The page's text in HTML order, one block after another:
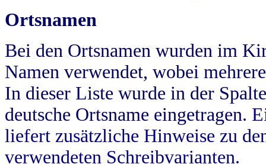
Ortsnamen
Bei den Ortsnamen wurden im
Namen verwendet, wobei
In dieser Liste wurde in der
deutsche Ortsname eingetragen.
liefert zusätzliche Hinweise zu
verwendeten Schreibvarianten.